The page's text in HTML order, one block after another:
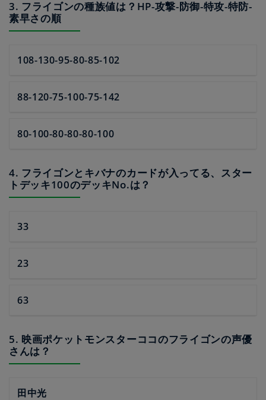
3. フライゴンの種族値は？HP-攻撃-防御-特攻-特防-
素早さの順
108-130-95-80-85-102
88-120-75-100-75-142
80-100-80-80-80-100
4. フライゴンとキバナのカードが入ってる、スター
トデッキ100のデッキNo.は？
33
23
63
5. 映画ポケットモンスターココのフライゴンの声優
さんは？
田中光